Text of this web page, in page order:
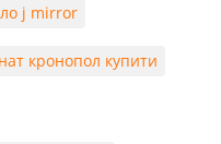
j mirror
кронопол купити